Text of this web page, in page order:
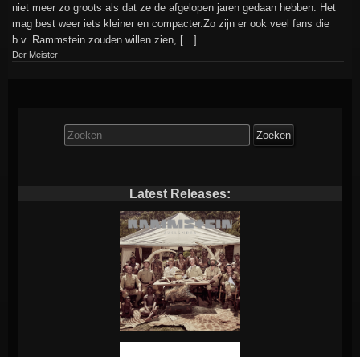
niet meer zo groots als dat ze de afgelopen jaren gedaan hebben. Het
mag best weer iets kleiner en compacter.Zo zijn er ook veel fans die
b.v. Rammstein zouden willen zien, […]
Der Meister
Zoek
naar:
Latest Releases: